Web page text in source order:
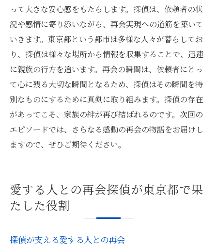
って大きな安心感をもたらします。探偵は、依頼者の状
況や感情に寄り添いながら、再会実現への道筋を築いて
いきます。東京都という都市は多様な人々が暮らしてお
り、探偵は様々な場所から情報を収集することで、迅速
に親族の行方を追います。再会の瞬間は、依頼者にとっ
て心に残る大切な瞬間となるため、探偵はその瞬間を特
別なものにするために真剣に取り組みます。探偵の存在
があってこそ、家族の絆が再び結ばれるのです。次回の
エピソードでは、さらなる感動の再会の物語をお届けし
ますので、ぜひご期待ください。
愛する人との再会探偵が東京都で果
たした役割
探偵が支える愛する人との再会